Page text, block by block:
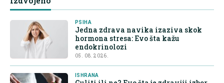
PSIHA
Jedna zdrava navika izaziva skok
hormona stresa: Evo šta kažu
endokrinolozi
05. 08. 2026.
ISHRANA